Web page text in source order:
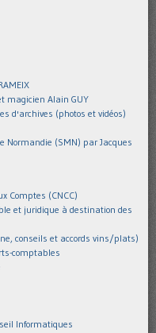
magicien Alain GUY
d'archives (photos et vidéos)
Normandie (SMN) par Jacques
Comptes (CNCC)
et juridique à destination des
conseils et accords vins/plats)
comptables
Informatiques